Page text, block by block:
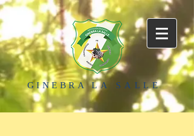
LA SALLE
GINEBRA